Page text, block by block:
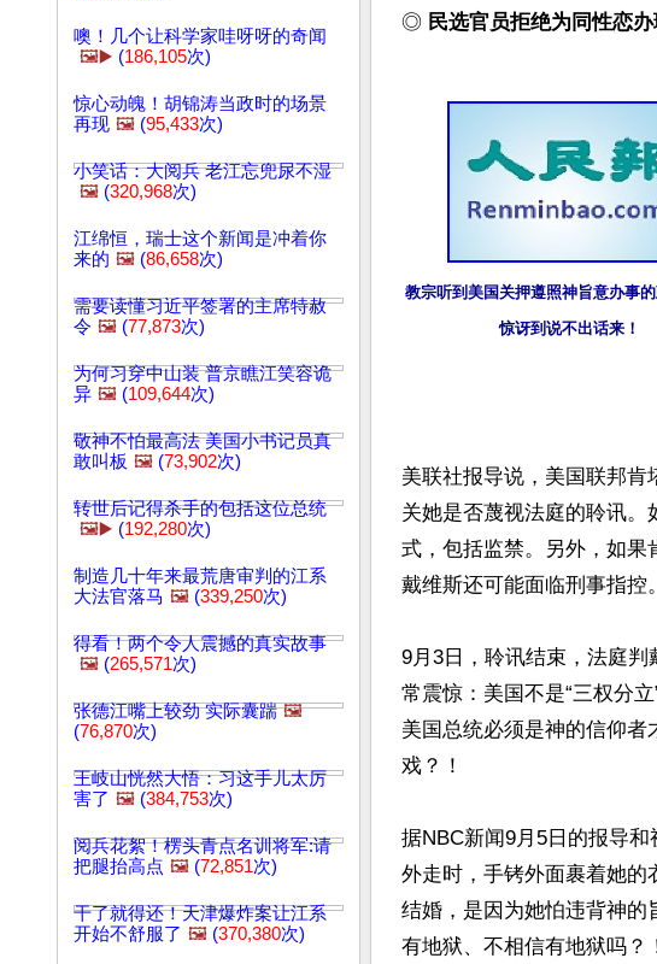
噢！几个让科学家哇呀呀的奇闻
🖼️▶️ (186,105次)
惊心动魄！胡锦涛当政时的场景
再现 🖼️ (95,433次)
小笑话：大阅兵 老江忘兜尿不湿
🖼️ (320,968次)
江绵恒，瑞士这个新闻是冲着你
来的 🖼️ (86,658次)
需要读懂习近平签署的主席特赦
令 🖼️ (77,873次)
为何习穿中山装 普京瞧江笑容诡
异 🖼️ (109,644次)
敬神不怕最高法 美国小书记员真
敢叫板 🖼️ (73,902次)
转世后记得杀手的包括这位总统
🖼️▶️ (192,280次)
制造几十年来最荒唐审判的江系
大法官落马 🖼️ (339,250次)
得看！两个令人震撼的真实故事
🖼️ (265,571次)
张德江嘴上较劲 实际囊踹 🖼️
(76,870次)
王岐山恍然大悟：习这手儿太厉
害了 🖼️ (384,753次)
阅兵花絮！楞头青点名训将军:请
把腿抬高点 🖼️ (72,851次)
干了就得还！天津爆炸案让江系
开始不舒服了 🖼️ (370,380次)
◎ 民选官员拒绝为同性恋
教宗听到美国关押遵照神旨意办事的
惊讶到说不出话来！
美联社报导说，美国联邦肯
关她是否蔑视法庭的聆讯
式，包括监禁。另外，如果
戴维斯还可能面临刑事指控。
9月3日，聆讯结束，法庭
常震惊：美国不是“三权分
美国总统必须是神的信仰
戏？！
据NBC新闻9月5日的报导
外走时，手铐外面裹着她的
结婚，是因为她怕违背神的
有地狱、不相信有地狱吗？